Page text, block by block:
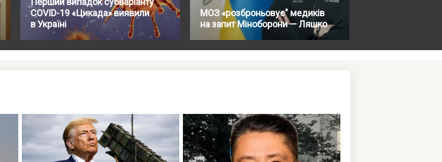
COVID-19 «Цикада» виявили
в Україні
МОЗ «розброньовує" медиків
на запит Міноборони — Ляшко